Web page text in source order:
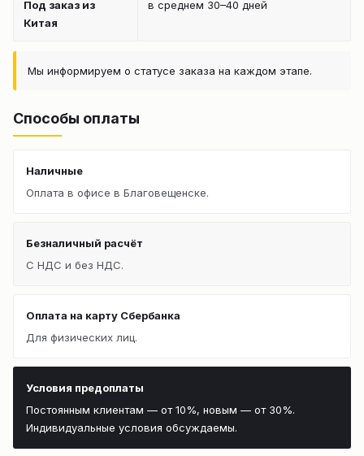
Под заказ из
Китая
в среднем 30–40 дней
Мы информируем о статусе заказа на каждом этапе.
Способы оплаты
Наличные
Оплата в офисе в Благовещенске.
Безналичный расчёт
С НДС и без НДС.
Оплата на карту Сбербанка
Для физических лиц.
Условия предоплаты
Постоянным клиентам — от 10%, новым — от 30%.
Индивидуальные условия обсуждаемы.